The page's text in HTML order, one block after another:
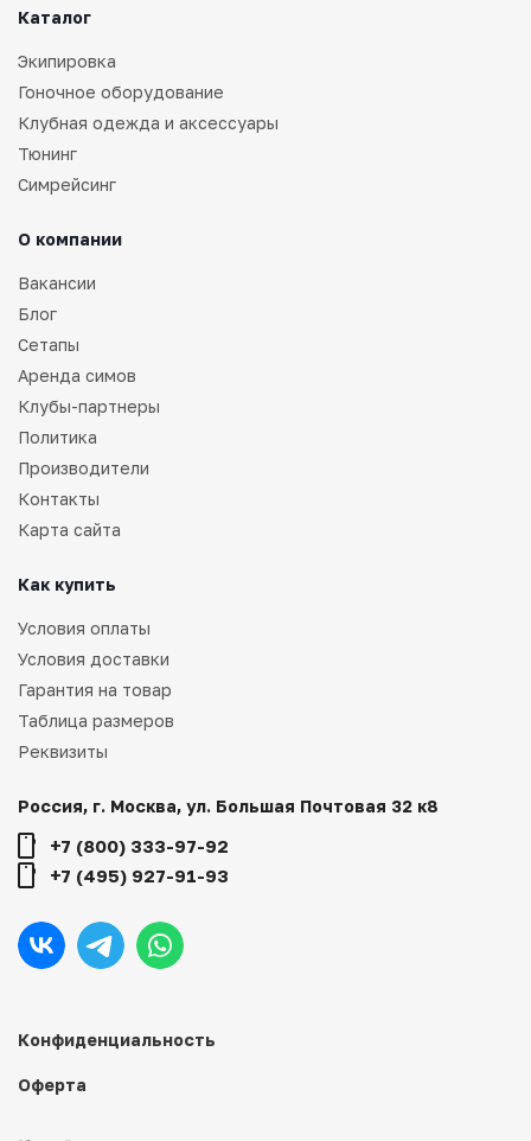
Конфиденциальность
Оферта
Каталог
Экипировка
Гоночное оборудование
Клубная одежда и аксессуары
Тюнинг
Симрейсинг
О компании
Вакансии
Блог
Сетапы
Аренда симов
Клубы-партнеры
Политика
Производители
Контакты
Карта сайта
Как купить
Условия оплаты
Условия доставки
Гарантия на товар
Таблица размеров
Реквизиты
Россия, г. Москва, ул. Большая Почтовая 32 к8
+7 (800) 333-97-92
+7 (495) 927-91-93